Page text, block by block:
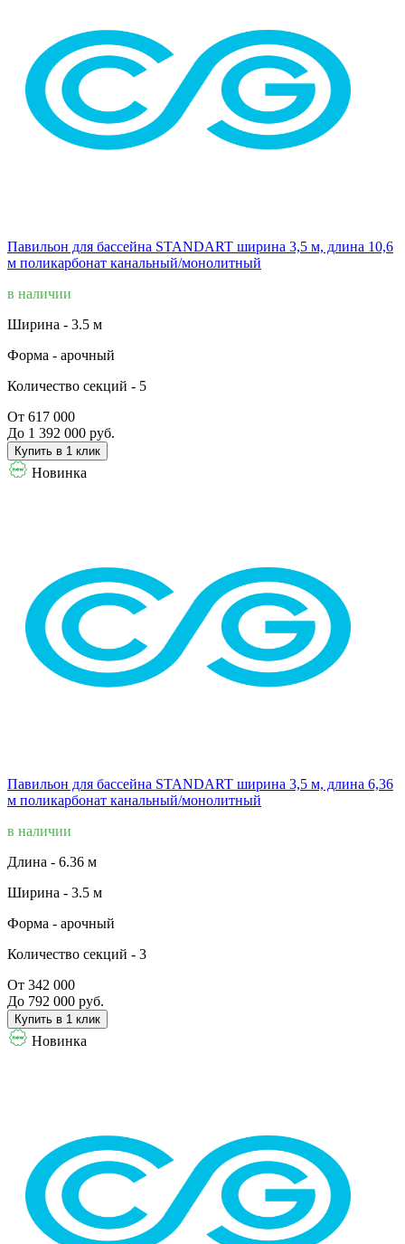
Павильон для бассейна STANDART ширина 3,5 м, длина 10,6
м поликарбонат канальный/монолитный
в наличии
Ширина - 3.5 м
Форма - арочный
Количество секций - 5
От 617 000
До 1 392 000 руб.
Купить в 1 клик
Новинка
Павильон для бассейна STANDART ширина 3,5 м, длина 6,36
м поликарбонат канальный/монолитный
в наличии
Длина - 6.36 м
Ширина - 3.5 м
Форма - арочный
Количество секций - 3
От 342 000
До 792 000 руб.
Купить в 1 клик
Новинка